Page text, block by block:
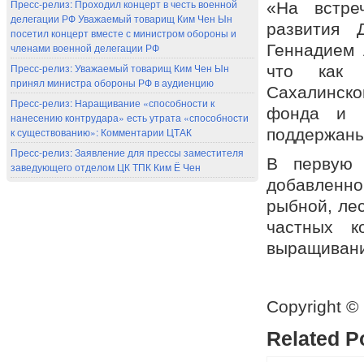
Пресс-релиз: Проходил концерт в честь военной
делегации РФ Уважаемый товарищ Ким Чен Ын
посетил концерт вместе с министром обороны и
членами военной делегации РФ
Пресс-релиз: Уважаемый товарищ Ким Чен Ын
принял министра обороны РФ в аудиенцию
Пресс-релиз: Наращивание «способности к
нанесению контрудара» есть утрата «способности
к существованию»: Комментарии ЦТАК
Пресс-релиз: Заявление для прессы заместителя
заведующего отделом ЦК ТПК Ким Ё Чен
«На
развития
Геннадием
что как
фонда и
В первую
рыбной,
частных
Copyright ©
Related